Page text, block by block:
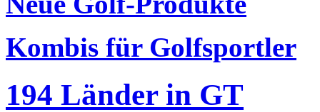
Kombis für Golfsportler
194 Länder in GT